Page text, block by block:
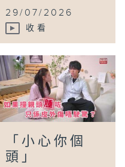
29/07/2026
收看
「小心你個
頭」